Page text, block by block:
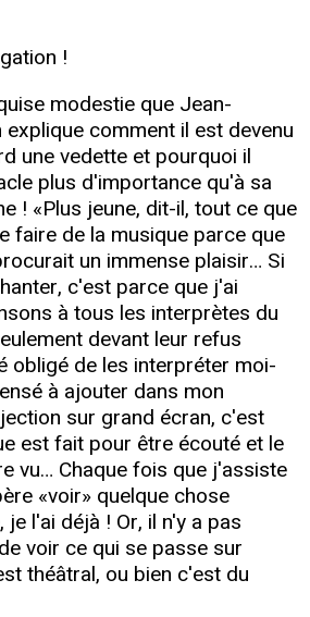
!
modestie que Jean-
comment il est devenu
une vedette et pourquoi il
plus d'importance qu'à sa
! «Plus jeune, dit-il, tout ce que
faire de la musique parce que
un immense plaisir… Si
c'est parce que j'ai
à tous les interprètes du
devant leur refus
obligé de les interpréter moi-
à ajouter dans mon
sur grand écran, c'est
est fait pour être écouté et le
vu… Chaque fois que j'assiste
«voir» quelque chose
je l'ai déjà ! Or, il n'y a pas
voir ce qui se passe sur
théâtral, ou bien c'est du